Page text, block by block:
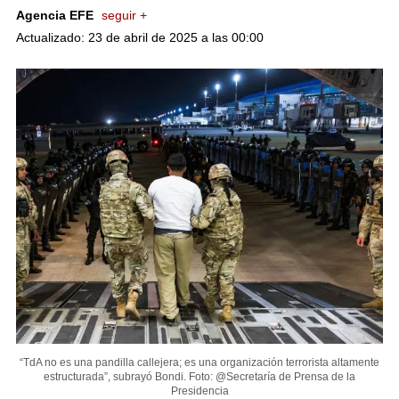
Agencia EFE seguir +
Actualizado: 23 de abril de 2025 a las 00:00
“TdA no es una pandilla callejera; es una organización terrorista altamente
estructurada”, subrayó Bondi. Foto: @Secretaría de Prensa de la
Presidencia